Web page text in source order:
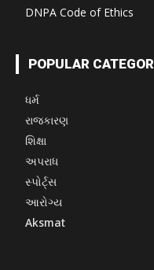
DNPA Code of Ethics
POPULAR
ધર્મ
રાજકારણ
શિક્ષા
અપરાધ
સ્પોર્ટ્સ
આરોગ્ય
Aksmat